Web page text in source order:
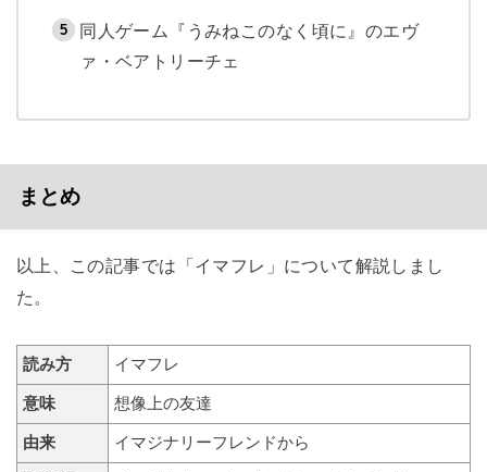
同人ゲーム『うみねこのなく頃に』のエヴ
ァ・ベアトリーチェ
まとめ
以上、この記事では「イマフレ」について解説しまし
た。
読み方 イマフレ
意味 想像上の友達
由来 イマジナリーフレンドから